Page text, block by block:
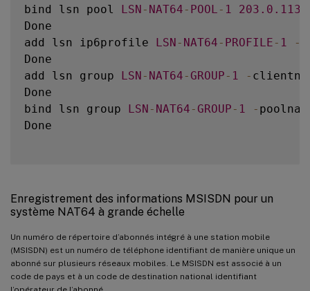
bind lsn pool LSN - NAT64 - POOL - 1 203.0 .113
Done
add lsn ip6profile LSN - NAT64 - PROFILE - 1 -
Done
add lsn group LSN - NAT64 - GROUP - 1 -
Done
bind lsn group LSN - NAT64 - GROUP - 1 -
Done
Enregistrement des informations MSISDN pour un
système NAT64 à grande échelle
Un numéro de répertoire d’abonnés intégré à une station mobile
(MSISDN) est un numéro de téléphone identifiant de manière unique un
abonné sur plusieurs réseaux mobiles. Le MSISDN est associé à un
code de pays et à un code de destination national identifiant